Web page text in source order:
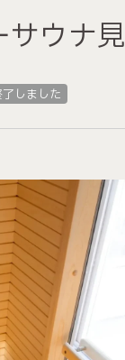
サウナ
了しました